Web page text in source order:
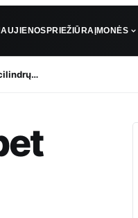
PRIEŽIŪRA ĮMONĖS